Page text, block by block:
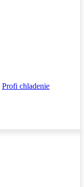
Profi chladenie